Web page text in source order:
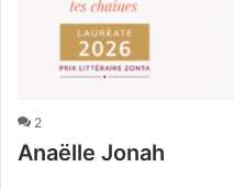
2
Anaëlle Jonah